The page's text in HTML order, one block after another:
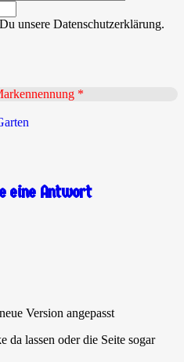
unsere Datenschutzerklärung.
*
eine Antwort
Version angepasst
da lassen oder die Seite sogar